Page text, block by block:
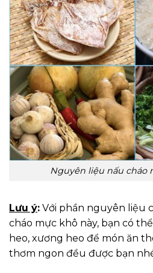
Nguyên liệu nấu cháo
Lưu ý: Với phần nguyên liệu
cháo mực khô này, bạn có
heo, xương heo để món ăn
thơm ngon đều được bạn